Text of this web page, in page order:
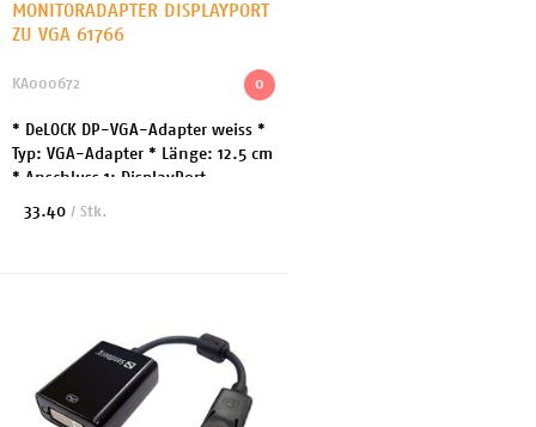
MONITORADAPTER DISPLAYPORT
ZU VGA 61766
0
KA000672
* DeLOCK DP-VGA-Adapter weiss *
Typ: VGA-Adapter * Länge: 12.5 cm
* Anschluss 1: DisplayPort -
männlich * Anschluss 2: VGG 15-
33.40 / Stk.